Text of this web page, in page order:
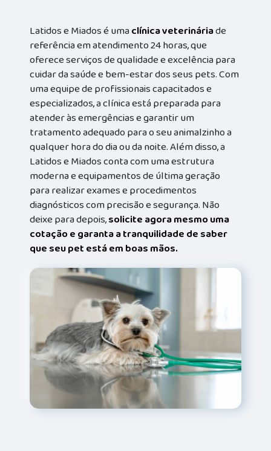
Latidos e Miados é umaclínica veterináriade
referência em atendimento 24 horas, que
oferece serviços de qualidade e excelência para
cuidar da saúde e bem-estar dos seus pets. Com
uma equipe de profissionais capacitados e
especializados, a clínica está preparada para
atender às emergências e garantir um
tratamento adequado para o seu animalzinho a
qualquer hora do dia ou da noite. Além disso, a
Latidos e Miados conta com uma estrutura
moderna e equipamentos de última geração
para realizar exames e procedimentos
diagnósticos com precisão e segurança. Não
deixe para depois,solicite agora mesmo uma
cotação e garanta a tranquilidade de saber
que seu pet está em boas mãos.